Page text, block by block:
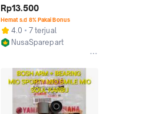
SPORTY / MIO SMILE / MIO
SOUL / FINO KARBU FI /
FINO OLD / NOUVO / XEON
/ X-RIDE /BOS / FORK /
SWING ARM
Rp13.500
Hemat s.d 8% Pakai Bonus
4.0
7 terjual
NusaSparepart